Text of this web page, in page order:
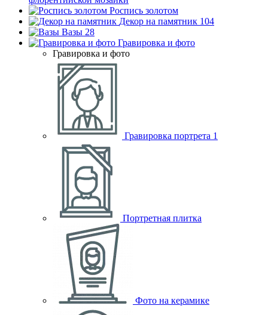
Роспись золотом
Декор на памятник 104
Вазы 28
Гравировка и фото
Гравировка и фото
Гравировка портрета 1
Портретная плитка
Фото на керамике